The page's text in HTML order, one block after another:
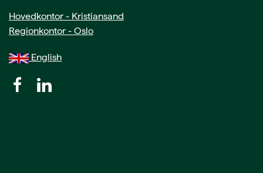
Hovedkontor - Kristiansand
Regionkontor - Oslo
English